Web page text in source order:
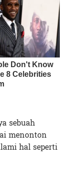
sebuah
menonton
hal seperti